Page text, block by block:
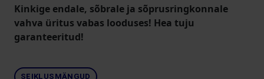
Kinkige endale, sõbrale ja sõprusringkonnale
vahva üritus vabas looduses! Hea tuju
garanteeritud!
SEIKLUSMÄNGUD